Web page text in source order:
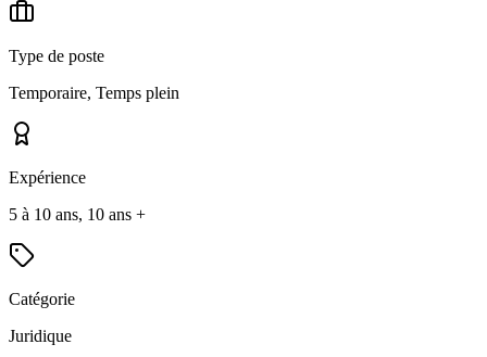
Type de poste
Temporaire, Temps plein
Expérience
5 à 10 ans, 10 ans +
Catégorie
Juridique